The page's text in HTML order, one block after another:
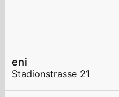
eni
Stadionstrasse 21